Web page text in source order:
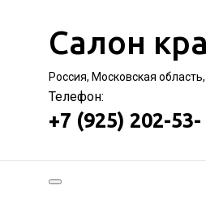
Салон
Россия, Московская
Телефон:
+7 (925) 202-53-